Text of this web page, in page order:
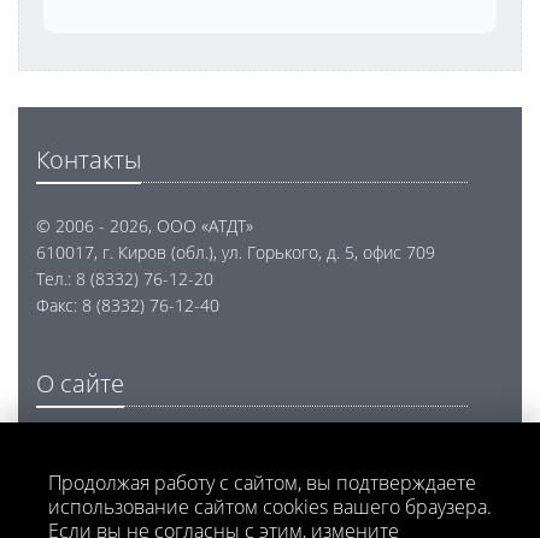
Контакты
© 2006 - 2026, ООО «АТДТ»
610017, г. Киров (обл.), ул. Горького, д. 5, офис 709
Тел.: 8 (8332) 76-12-20
Факс: 8 (8332) 76-12-40
О сайте
программного обеспечения
Напишите нам
Продолжая работу с сайтом, вы подтверждаете
использование сайтом cookies вашего браузера.
Если вы не согласны с этим, измените